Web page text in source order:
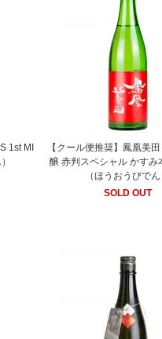
1st MI
【クール便推奨】鳳凰美
醸 赤判スペシャル かすみ
（ほうおうびでん
SOLD OUT